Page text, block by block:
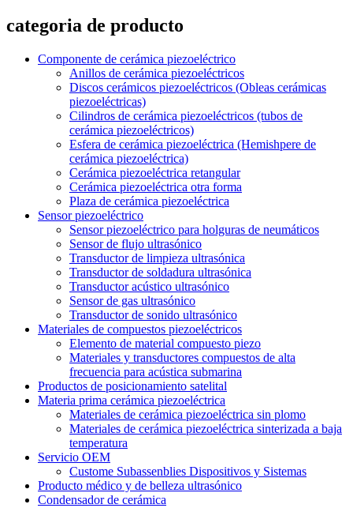
categoria de producto
Componente de cerámica piezoeléctrico
Anillos de cerámica piezoeléctricos
Discos cerámicos piezoeléctricos (Obleas cerámicas
piezoeléctricas)
Cilindros de cerámica piezoeléctricos (tubos de
cerámica piezoeléctricos)
Esfera de cerámica piezoeléctrica (Hemishpere de
cerámica piezoeléctrica)
Cerámica piezoeléctrica retangular
Cerámica piezoeléctrica otra forma
Plaza de cerámica piezoeléctrica
Sensor piezoeléctrico
Sensor piezoeléctrico para holguras de neumáticos
Sensor de flujo ultrasónico
Transductor de limpieza ultrasónica
Transductor de soldadura ultrasónica
Transductor acústico ultrasónico
Sensor de gas ultrasónico
Transductor de sonido ultrasónico
Materiales de compuestos piezoeléctricos
Elemento de material compuesto piezo
Materiales y transductores compuestos de alta
frecuencia para acústica submarina
Productos de posicionamiento satelital
Materia prima cerámica piezoeléctrica
Materiales de cerámica piezoeléctrica sin plomo
Materiales de cerámica piezoeléctrica sinterizada a baja
temperatura
Servicio OEM
Custome Subassenblies Dispositivos y Sistemas
Producto médico y de belleza ultrasónico
Condensador de cerámica